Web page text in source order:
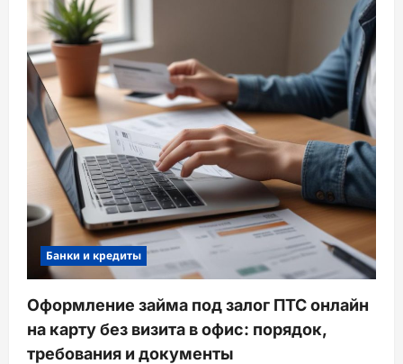
Банки и кредиты
Оформление займа под залог ПТС онлайн
на карту без визита в офис: порядок,
требования и документы